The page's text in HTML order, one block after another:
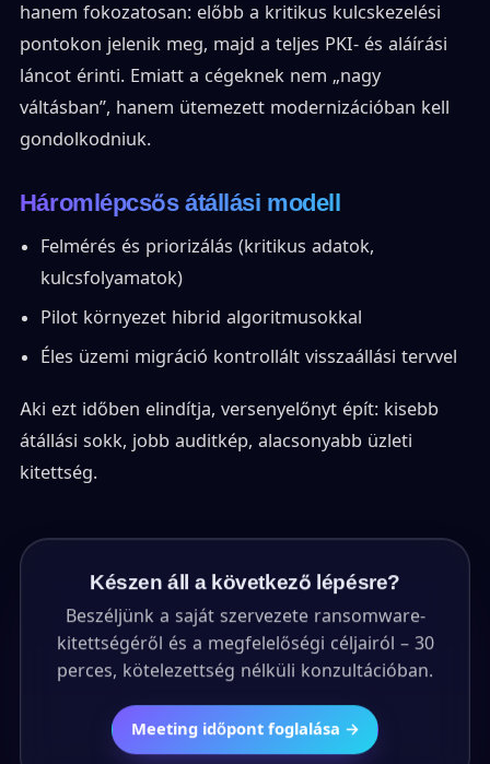
hanem fokozatosan: előbb a kritikus kulcskezelési
pontokon jelenik meg, majd a teljes PKI- és aláírási
láncot érinti. Emiatt a cégeknek nem „nagy
váltásban”, hanem ütemezett modernizációban kell
gondolkodniuk.
Háromlépcsős átállási modell
Felmérés és priorizálás (kritikus adatok,
kulcsfolyamatok)
Pilot környezet hibrid algoritmusokkal
Éles üzemi migráció kontrollált visszaállási tervvel
Aki ezt időben elindítja, versenyelőnyt épít: kisebb
átállási sokk, jobb auditkép, alacsonyabb üzleti
kitettség.
Készen áll a következő lépésre?
Beszéljünk a saját szervezete ransomware-
kitettségéről és a megfelelőségi céljairól – 30
perces, kötelezettség nélküli konzultációban.
Meeting időpont foglalása →